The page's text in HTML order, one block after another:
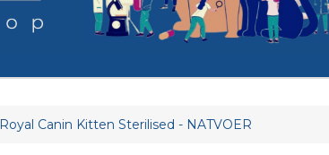
Royal Canin Kitten Sterilised - NATVOER